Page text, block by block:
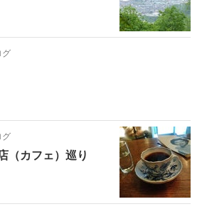
グ
グ
（カフェ）巡り